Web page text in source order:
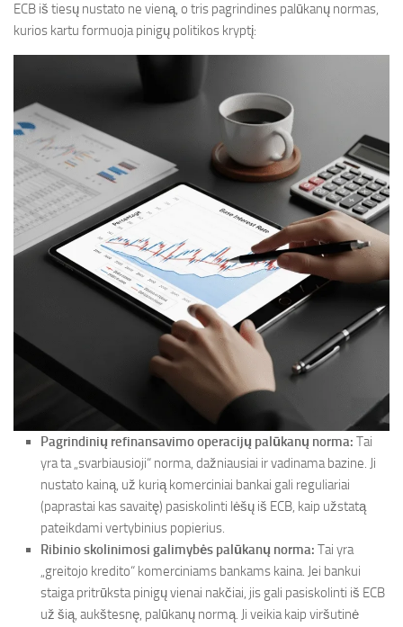
ECB iš tiesų nustato ne vieną, o tris pagrindines palūkanų normas,
kurios kartu formuoja pinigų politikos kryptį:
Pagrindinių refinansavimo operacijų palūkanų norma: Tai
yra ta „svarbiausioji“ norma, dažniausiai ir vadinama bazine. Ji
nustato kainą, už kurią komerciniai bankai gali reguliariai
(paprastai kas savaitę) pasiskolinti lėšų iš ECB, kaip užstatą
pateikdami vertybinius popierius.
Ribinio skolinimosi galimybės palūkanų norma: Tai yra
„greitojo kredito“ komerciniams bankams kaina. Jei bankui
staiga pritrūksta pinigų vienai nakčiai, jis gali pasiskolinti iš ECB
už šią, aukštesnę, palūkanų normą. Ji veikia kaip viršutinė